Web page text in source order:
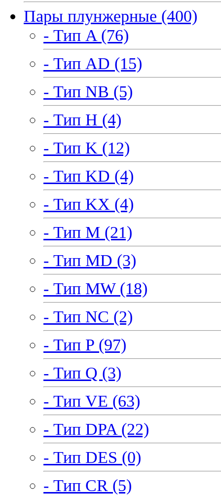
Пары плунжерные (400)
- Тип A (76)
- Тип AD (15)
- Тип NB (5)
- Тип H (4)
- Тип K (12)
- Тип KD (4)
- Тип KX (4)
- Тип M (21)
- Тип MD (3)
- Тип MW (18)
- Тип NC (2)
- Тип P (97)
- Тип Q (3)
- Тип VE (63)
- Тип DPA (22)
- Тип DES (0)
- Тип CR (5)